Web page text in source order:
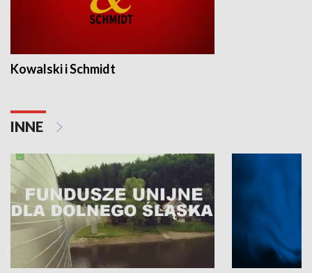
Kowalski i Schmidt
INNE